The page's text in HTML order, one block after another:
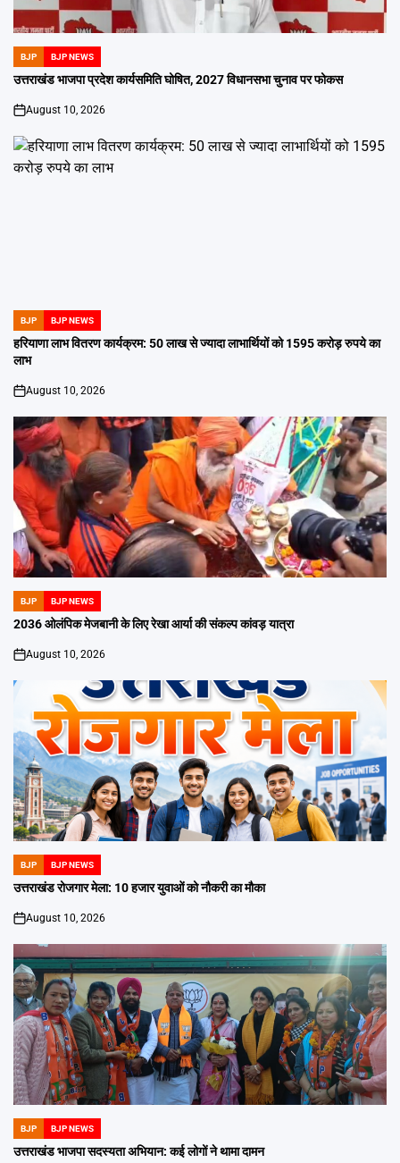
POSTED
IN
BJP BJP NEWS
उत्तराखंड भाजपा प्रदेश कार्यसमिति घोषित, 2027 विधानसभा चुनाव पर फोकस
on
August 10, 2026
POSTED
IN
BJP BJP NEWS
हरियाणा लाभ वितरण कार्यक्रम: 50 लाख से ज्यादा लाभार्थियों को 1595 करोड़ रुपये का
लाभ
on
August 10, 2026
POSTED
IN
BJP BJP NEWS
2036 ओलंपिक मेजबानी के लिए रेखा आर्या की संकल्प कांवड़ यात्रा
on
August 10, 2026
POSTED
IN
BJP BJP NEWS
उत्तराखंड रोजगार मेला: 10 हजार युवाओं को नौकरी का मौका
on
August 10, 2026
POSTED
IN
BJP BJP NEWS
उत्तराखंड भाजपा सदस्यता अभियान: कई लोगों ने थामा दामन